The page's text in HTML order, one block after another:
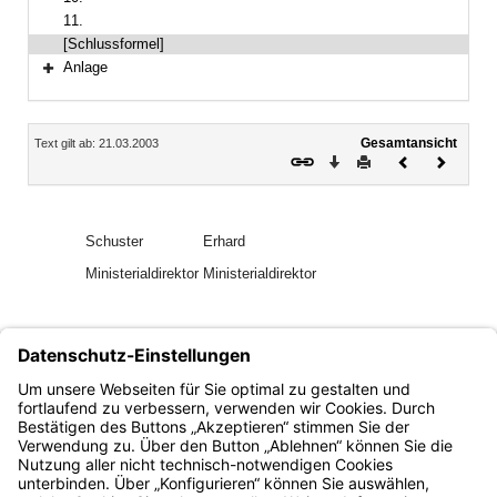
11.
[Schlussformel]
Anlage
Inhalt
Text gilt ab: 21.03.2003
Gesamtansicht
Download
DruckenVorheriges
Schuster
Erhard
Ministerialdirektor Ministerialdirektor
GAPl 2457
AllMBl 2002 S. 535
Bayern.de